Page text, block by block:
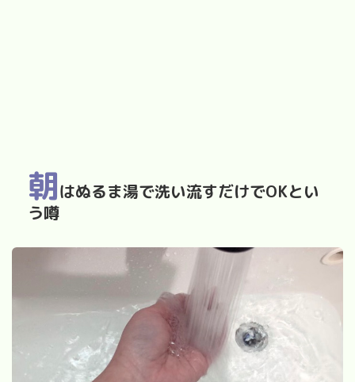
朝はぬるま湯で洗い流すだけでOKとい
う噂